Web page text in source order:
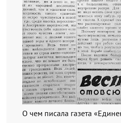
О чем писала газета